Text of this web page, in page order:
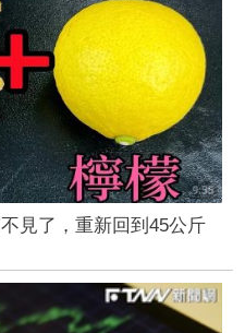
見了，重新回到45公斤